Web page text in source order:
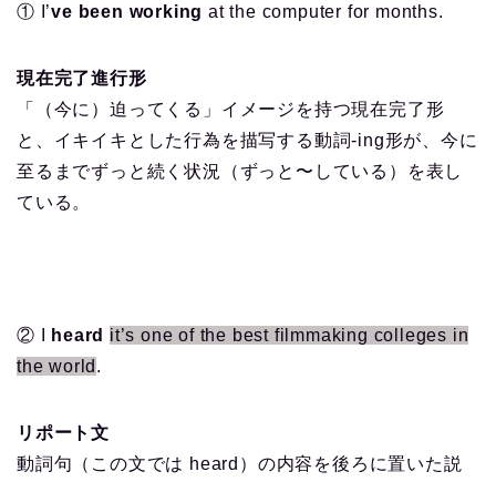
① I’ve been working at the computer for months.
現在完了進行形
「（今に）迫ってくる」イメージを持つ現在完了形
と、イキイキとした行為を描写する動詞-ing形が、今に
至るまでずっと続く状況（ずっと〜している）を表し
ている。
② I heard it’s one of the best filmmaking colleges in
the world .
リポート文
動詞句（この文では heard）の内容を後ろに置いた説